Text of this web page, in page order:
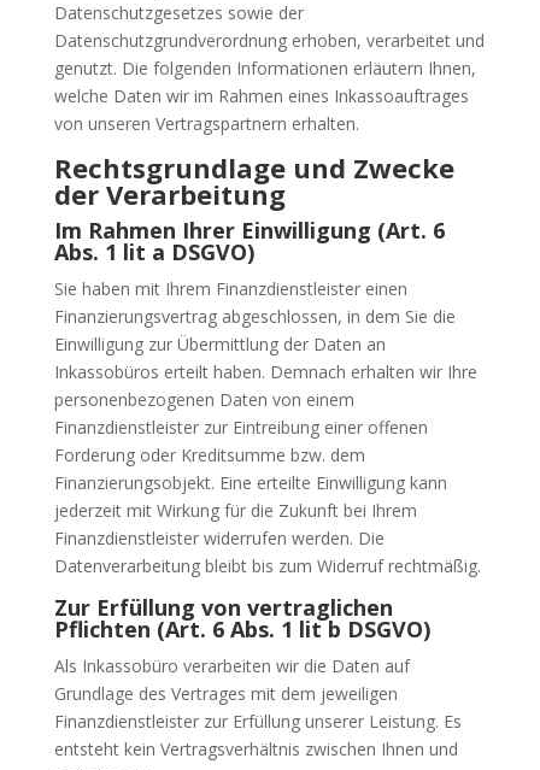
Datenschutzgesetzes sowie der
Datenschutzgrundverordnung erhoben, verarbeitet und
genutzt. Die folgenden Informationen erläutern Ihnen,
welche Daten wir im Rahmen eines Inkassoauftrages
von unseren Vertragspartnern erhalten.
Rechtsgrundlage und Zwecke
der Verarbeitung
Im Rahmen Ihrer Einwilligung (Art. 6
Abs. 1 lit a DSGVO)
Sie haben mit Ihrem Finanzdienstleister einen
Finanzierungsvertrag abgeschlossen, in dem Sie die
Einwilligung zur Übermittlung der Daten an
Inkassobüros erteilt haben. Demnach erhalten wir Ihre
personenbezogenen Daten von einem
Finanzdienstleister zur Eintreibung einer offenen
Forderung oder Kreditsumme bzw. dem
Finanzierungsobjekt. Eine erteilte Einwilligung kann
jederzeit mit Wirkung für die Zukunft bei Ihrem
Finanzdienstleister widerrufen werden. Die
Datenverarbeitung bleibt bis zum Widerruf rechtmäßig.
Zur Erfüllung von vertraglichen
Pflichten (Art. 6 Abs. 1 lit b DSGVO)
Als Inkassobüro verarbeiten wir die Daten auf
Grundlage des Vertrages mit dem jeweiligen
Finanzdienstleister zur Erfüllung unserer Leistung. Es
entsteht kein Vertragsverhältnis zwischen Ihnen und